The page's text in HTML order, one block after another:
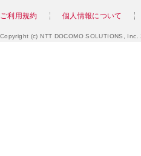
ご利用規約 個人情報について
Copyright (c) NTT DOCOMO SOLUTIONS, Inc.